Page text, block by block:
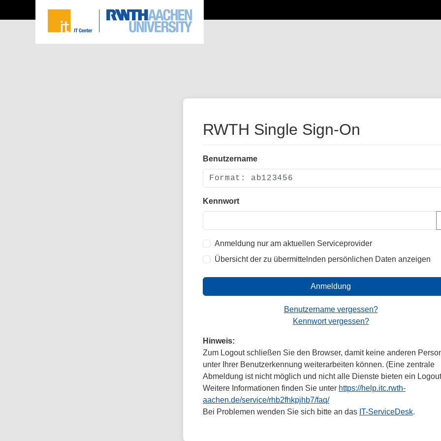
RWTH Single Sign-On
Benutzername
Kennwort
Anmeldung nur am aktuellen Serviceprovider
Übersicht der zu übermittelnden persönlichen Daten anzeigen
Anmeldung
Benutzername vergessen?
Kennwort vergessen?
Hinweis:
Zum Logout schließen Sie den Browser, damit keine anderen
unter Ihrer Benutzerkennung weiterarbeiten können. (Eine zentrale
Abmeldung ist nicht möglich und nicht alle Dienste bieten ein
Weitere Informationen finden Sie unter https://help.itc.rwth-
aachen.de/service/rhb2fhkpjhb7/faq/
Bei Problemen wenden Sie sich bitte an das IT-ServiceDesk.